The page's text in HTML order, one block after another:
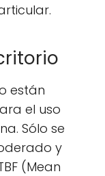
están
el uso
Sólo se
y
(Mean